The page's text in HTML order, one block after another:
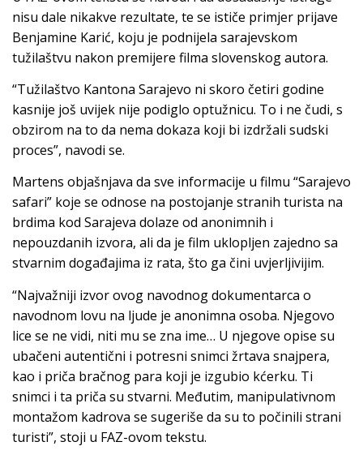
nisu dale nikakve rezultate, te se ističe primjer prijave
Benjamine Karić, koju je podnijela sarajevskom
tužilaštvu nakon premijere filma slovenskog autora.
“Tužilaštvo Kantona Sarajevo ni skoro četiri godine
kasnije još uvijek nije podiglo optužnicu. To i ne čudi, s
obzirom na to da nema dokaza koji bi izdržali sudski
proces”, navodi se.
Martens objašnjava da sve informacije u filmu “Sarajevo
safari” koje se odnose na postojanje stranih turista na
brdima kod Sarajeva dolaze od anonimnih i
nepouzdanih izvora, ali da je film uklopljen zajedno sa
stvarnim događajima iz rata, što ga čini uvjerljivijim.
“Najvažniji izvor ovog navodnog dokumentarca o
navodnom lovu na ljude je anonimna osoba. Njegovo
lice se ne vidi, niti mu se zna ime… U njegove opise su
ubačeni autentični i potresni snimci žrtava snajpera,
kao i priča bračnog para koji je izgubio kćerku. Ti
snimci i ta priča su stvarni. Međutim, manipulativnom
montažom kadrova se sugeriše da su to počinili strani
turisti”, stoji u FAZ-ovom tekstu.